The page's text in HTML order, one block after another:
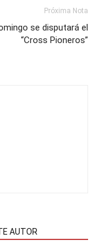
Próxima Nota
se disputará el
“Cross Pioneros”
AUTOR